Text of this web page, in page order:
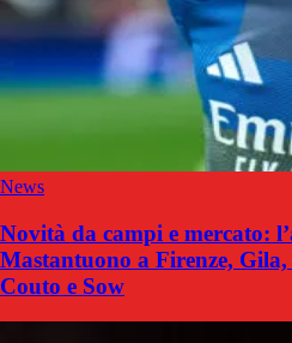
News
Novità da campi e mercato:
Mastantuono a Firenze,
Couto e Sow